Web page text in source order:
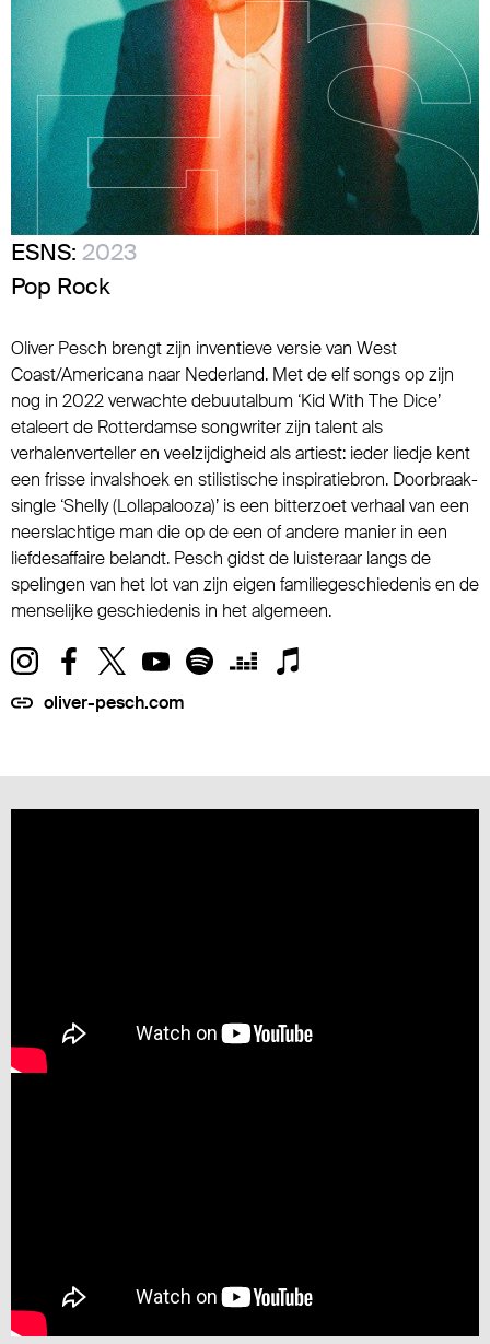
ESNS: 2023
Pop Rock
Oliver Pesch brengt zijn inventieve versie van West
Coast/Americana naar Nederland. Met de elf songs op zijn
nog in 2022 verwachte debuutalbum ‘Kid With The Dice’
etaleert de Rotterdamse songwriter zijn talent als
verhalenverteller en veelzijdigheid als artiest: ieder liedje kent
een frisse invalshoek en stilistische inspiratiebron. Doorbraak-
single ‘Shelly (Lollapalooza)’ is een bitterzoet verhaal van een
neerslachtige man die op de een of andere manier in een
liefdesaffaire belandt. Pesch gidst de luisteraar langs de
spelingen van het lot van zijn eigen familiegeschiedenis en de
menselijke geschiedenis in het algemeen.
oliver-pesch.com